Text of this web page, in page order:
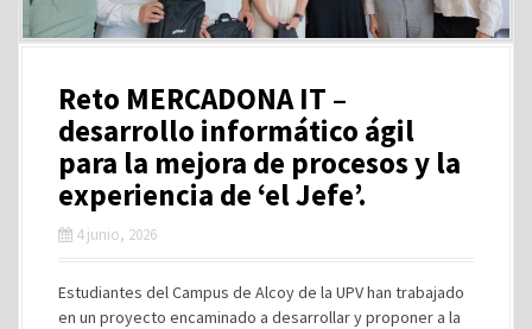
Reto MERCADONA IT –
desarrollo informático ágil
para la mejora de procesos y la
experiencia de ‘el Jefe’.
4 junio, 2026
Estudiantes del Campus de Alcoy de la UPV han trabajado
en un proyecto encaminado a desarrollar y proponer a la